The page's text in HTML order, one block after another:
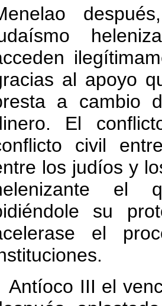
al apoyo
a cambio
El
civil
los judíos y
el
su
el
Antíoco III el